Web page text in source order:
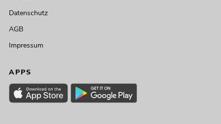
Datenschutz
AGB
Impressum
APPS